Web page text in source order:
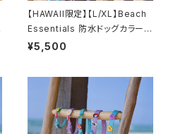
【HAWAII限定】【L/XL】Beach
Essentials 防水ドッグカラー｜
チャーム対応 Waterproof Do
¥5,500